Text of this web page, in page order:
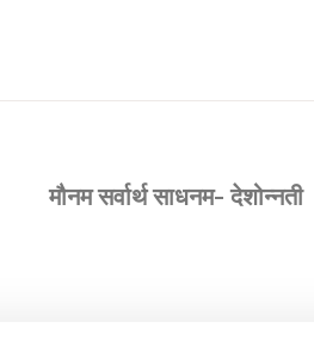
मौनम सर्वार्थ साधनम- देशोन्नती